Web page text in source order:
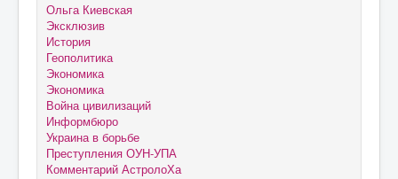
Ольга Киевская
Эксклюзив
История
Геополитика
Экономика
Экономика
Война цивилизаций
Информбюро
Украина в борьбе
Преступления ОУН-УПА
Комментарий АстролоХа